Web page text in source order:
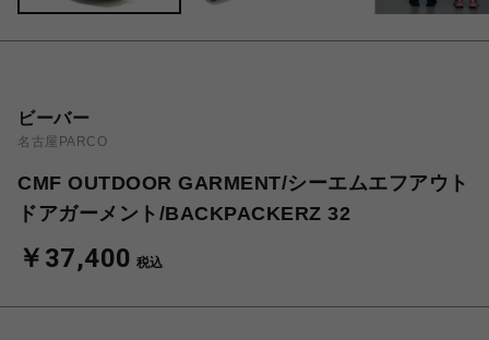
ビーバー
名古屋PARCO
CMF OUTDOOR GARMENT/シーエムエフアウト
ドアガーメント/BACKPACKERZ 32
￥37,400 税込